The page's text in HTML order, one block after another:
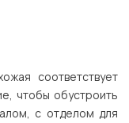
соответствует
чтобы обустроить
с отделом для